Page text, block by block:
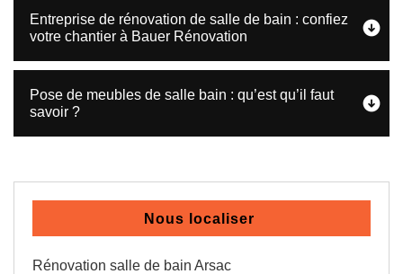
Entreprise de rénovation de salle de bain : confiez
votre chantier à Bauer Rénovation
Pose de meubles de salle bain : qu’est qu’il faut
savoir ?
Nous localiser
Rénovation salle de bain Arsac